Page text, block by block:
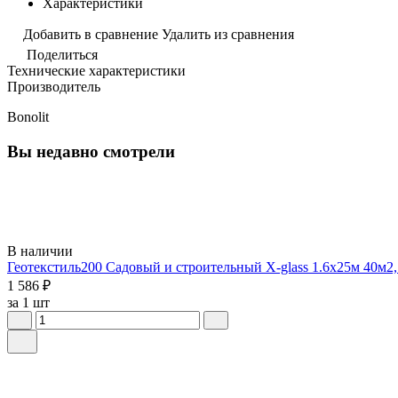
Добавить в сравнение Удалить из сравнения
Поделиться
Технические характеристики
Производитель
Bonolit
Вы недавно смотрели
В наличии
Геотекстиль200 Садовый и строительный X-glass 1.6х25м
1 586 ₽
за 1 шт